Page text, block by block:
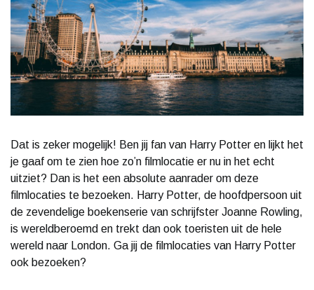
Dat is zeker mogelijk! Ben jij fan van Harry Potter en lijkt het
je gaaf om te zien hoe zo’n filmlocatie er nu in het echt
uitziet? Dan is het een absolute aanrader om deze
filmlocaties te bezoeken. Harry Potter, de hoofdpersoon uit
de zevendelige boekenserie van schrijfster Joanne Rowling,
is wereldberoemd en trekt dan ook toeristen uit de hele
wereld naar London. Ga jij de filmlocaties van Harry Potter
ook bezoeken?